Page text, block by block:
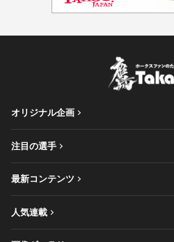
オリジナル企画
注目の選手
最新コンテンツ
人気連載